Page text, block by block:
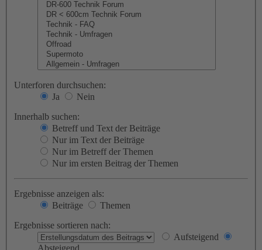
Unterforen durchsuchen:
Ja
Nein
Innerhalb suchen:
Betreff und Text der Beiträge
Nur im Text der Beiträge
Nur im Betreff der Themen
Nur im ersten Beitrag der Themen
Ergebnisse anzeigen als:
Beiträge
Themen
Ergebnisse sortieren nach:
Aufsteigend